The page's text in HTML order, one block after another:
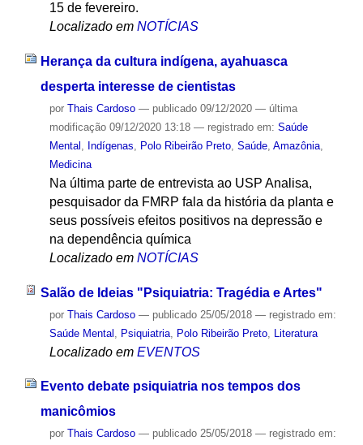
15 de fevereiro.
Localizado em NOTÍCIAS
Herança da cultura indígena, ayahuasca
desperta interesse de cientistas
por Thais Cardoso — publicado09/12/2020 — última
modificação09/12/2020 13:18 — registrado em: Saúde
Mental , Indígenas, Polo Ribeirão Preto, Saúde, Amazônia,
Medicina
Na última parte de entrevista ao USP Analisa,
pesquisador da FMRP fala da história da planta e
seus possíveis efeitos positivos na depressão e
na dependência química
Localizado em NOTÍCIAS
Salão de Ideias "Psiquiatria: Tragédia e Artes"
por Thais Cardoso — publicado25/05/2018 — registrado em:
Saúde Mental
Psiquiatria, Polo Ribeirão Preto, Literatura
Localizado em EVENTOS
Evento debate psiquiatria nos tempos dos
manicômios
por Thais Cardoso — publicado25/05/2018 — registrado em: